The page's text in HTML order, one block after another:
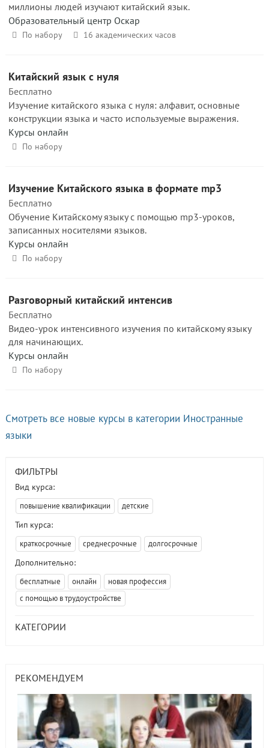
миллионы людей изучают китайский язык.
Образовательный центр Оскар
По набору 16 академических часов
Китайский язык с нуля
Бесплатно
Изучение китайского языка с нуля: алфавит, основные
конструкции языка и часто используемые выражения.
Курсы онлайн
По набору
Изучение Китайского языка в формате mp3
Бесплатно
Обучение Китайскому языку с помощью mp3-уроков,
записанных носителями языков.
Курсы онлайн
По набору
Разговорный китайский интенсив
Бесплатно
Видео-урок интенсивного изучения по китайскому языку
для начинающих.
Курсы онлайн
По набору
Смотреть все новые курсы в категории Иностранные
языки
ФИЛЬТРЫ
Вид курса:
повышение квалификации детские
Тип курса:
краткосрочные среднесрочные долгосрочные
Дополнительно:
бесплатные онлайн
новая профессия
с помощью в трудоустройстве
КАТЕГОРИИ
РЕКОМЕНДУЕМ